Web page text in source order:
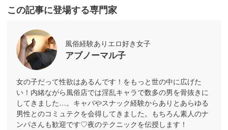
この記事に登場する専門家
風俗経験ありエロ好き女子
アブノーマル子
女の子だって性欲はあるんです！をもっと世の中に広げた
い！内緒ながら風俗店では淫乱キャラで数多の男を骨抜きに
してきました…。キャバやスナック経験からありとあらゆる
男性とのコミュテクを会得してきました。もちろん素人のナ
ンパさんも歓迎です♡夜のテクニックを伝授します！